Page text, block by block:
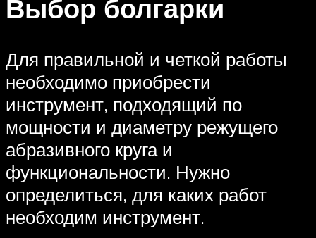
Выбор болгарки
Для правильной и четкой работы
необходимо приобрести
инструмент, подходящий по
мощности и диаметру режущего
абразивного круга и
функциональности. Нужно
определиться, для каких работ
необходим инструмент.